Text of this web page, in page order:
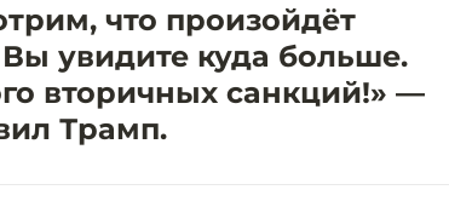
что произойдёт
увидите куда больше.
вторичных санкций!» —
Трамп.